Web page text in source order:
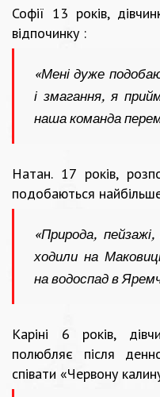
Софії 13 років,
відпочинку :
«Мені дуже
і змагання, я
наша команда
Натан. 17 років,
подобаються
«Природа,
ходили на
на водоспад в
Каріні 6 років,
полюбляє після
співати «Червону